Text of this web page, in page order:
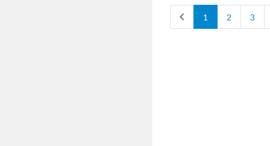
chevron_left 1 2 3